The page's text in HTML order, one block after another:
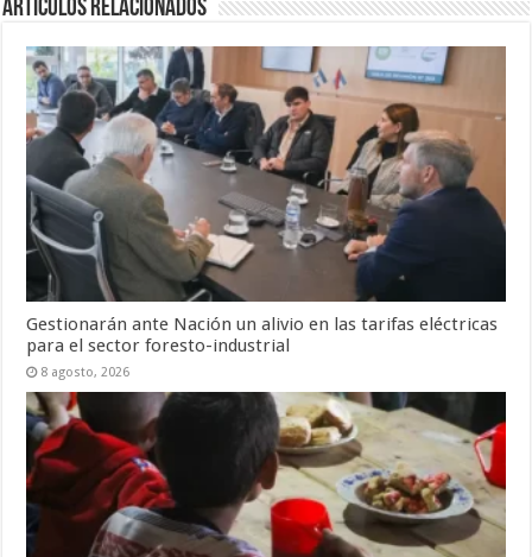
Artículos Relacionados
Gestionarán ante Nación un alivio en las tarifas eléctricas
para el sector foresto-industrial
8 agosto, 2026